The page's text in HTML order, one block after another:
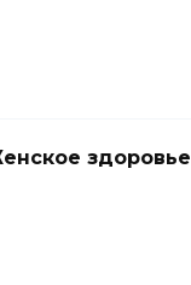
здоровье